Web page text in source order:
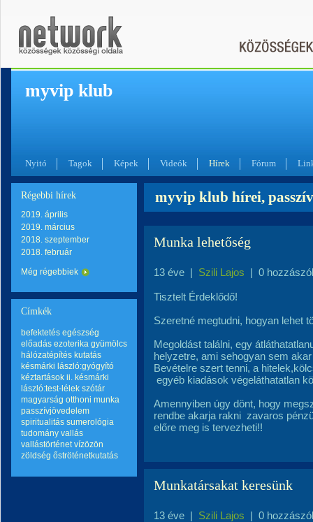
myvip klub
Nyitó Tagok Képek Videók Hírek Fórum
Régebbi hírek
2019. április
2019. március
2018. szeptember
2018. február
Még régebbiek
Címkék
befektetés egészség
előadás ezoterika gyümölcs
hálózatépítés kutatás
késmárki lászló:gyógyító
kéztartások ii. késmárki
lászló:test-lélek szótár
magyarság otthoni munka
passzívjövedelem
spiritualitás sumerológia
tudomány vallás
vallástörténet vízözön
zöldség őströténetkutatás
myvip klub hírei,
Munka lehetőség
13 éve | Szili Lajos | 0
Tisztelt Érdeklődő!
Szeretné megtudni, hogyan lehet
Megoldást találni, egy
helyzetre, ami sehogyan sem
Bevételre szert tenni, a
egyéb kiadások végeláthatatlan
Amennyiben úgy dönt, hogy
rendbe akarja rakni zavaros
előre meg is tervezheti!!
Munkatársakat keresünk
13 éve | Szili Lajos | 0